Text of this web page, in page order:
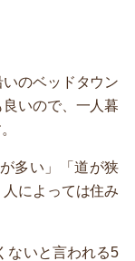
のベッドタウン
いので、一人暮
多い」「道が狭
によっては住み
ないと言われる5